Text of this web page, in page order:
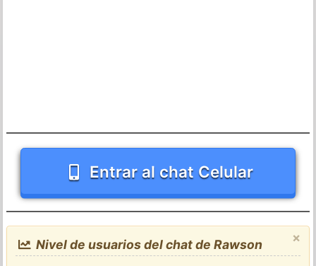
Entrar al chat Celular
×
Nivel de usuarios del chat de Rawson